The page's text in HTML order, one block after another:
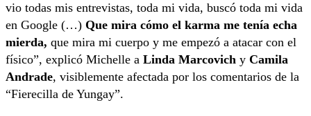
vio todas mis entrevistas, toda mi vida, buscó toda mi vida
en Google (…) Que mira cómo el karma me tenía echa
mierda, que mira mi cuerpo y me empezó a atacar con el
físico”, explicó Michelle a Linda Marcovich y Camila
Andrade, visiblemente afectada por los comentarios de la
“Fierecilla de Yungay”.